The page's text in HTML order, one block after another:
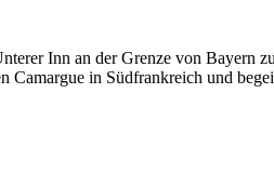
Inn an der Grenze von Bayern
in Südfrankreich und